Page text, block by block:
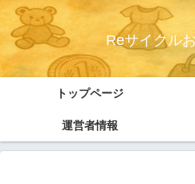
Reサイクル
トップページ
運営者情報